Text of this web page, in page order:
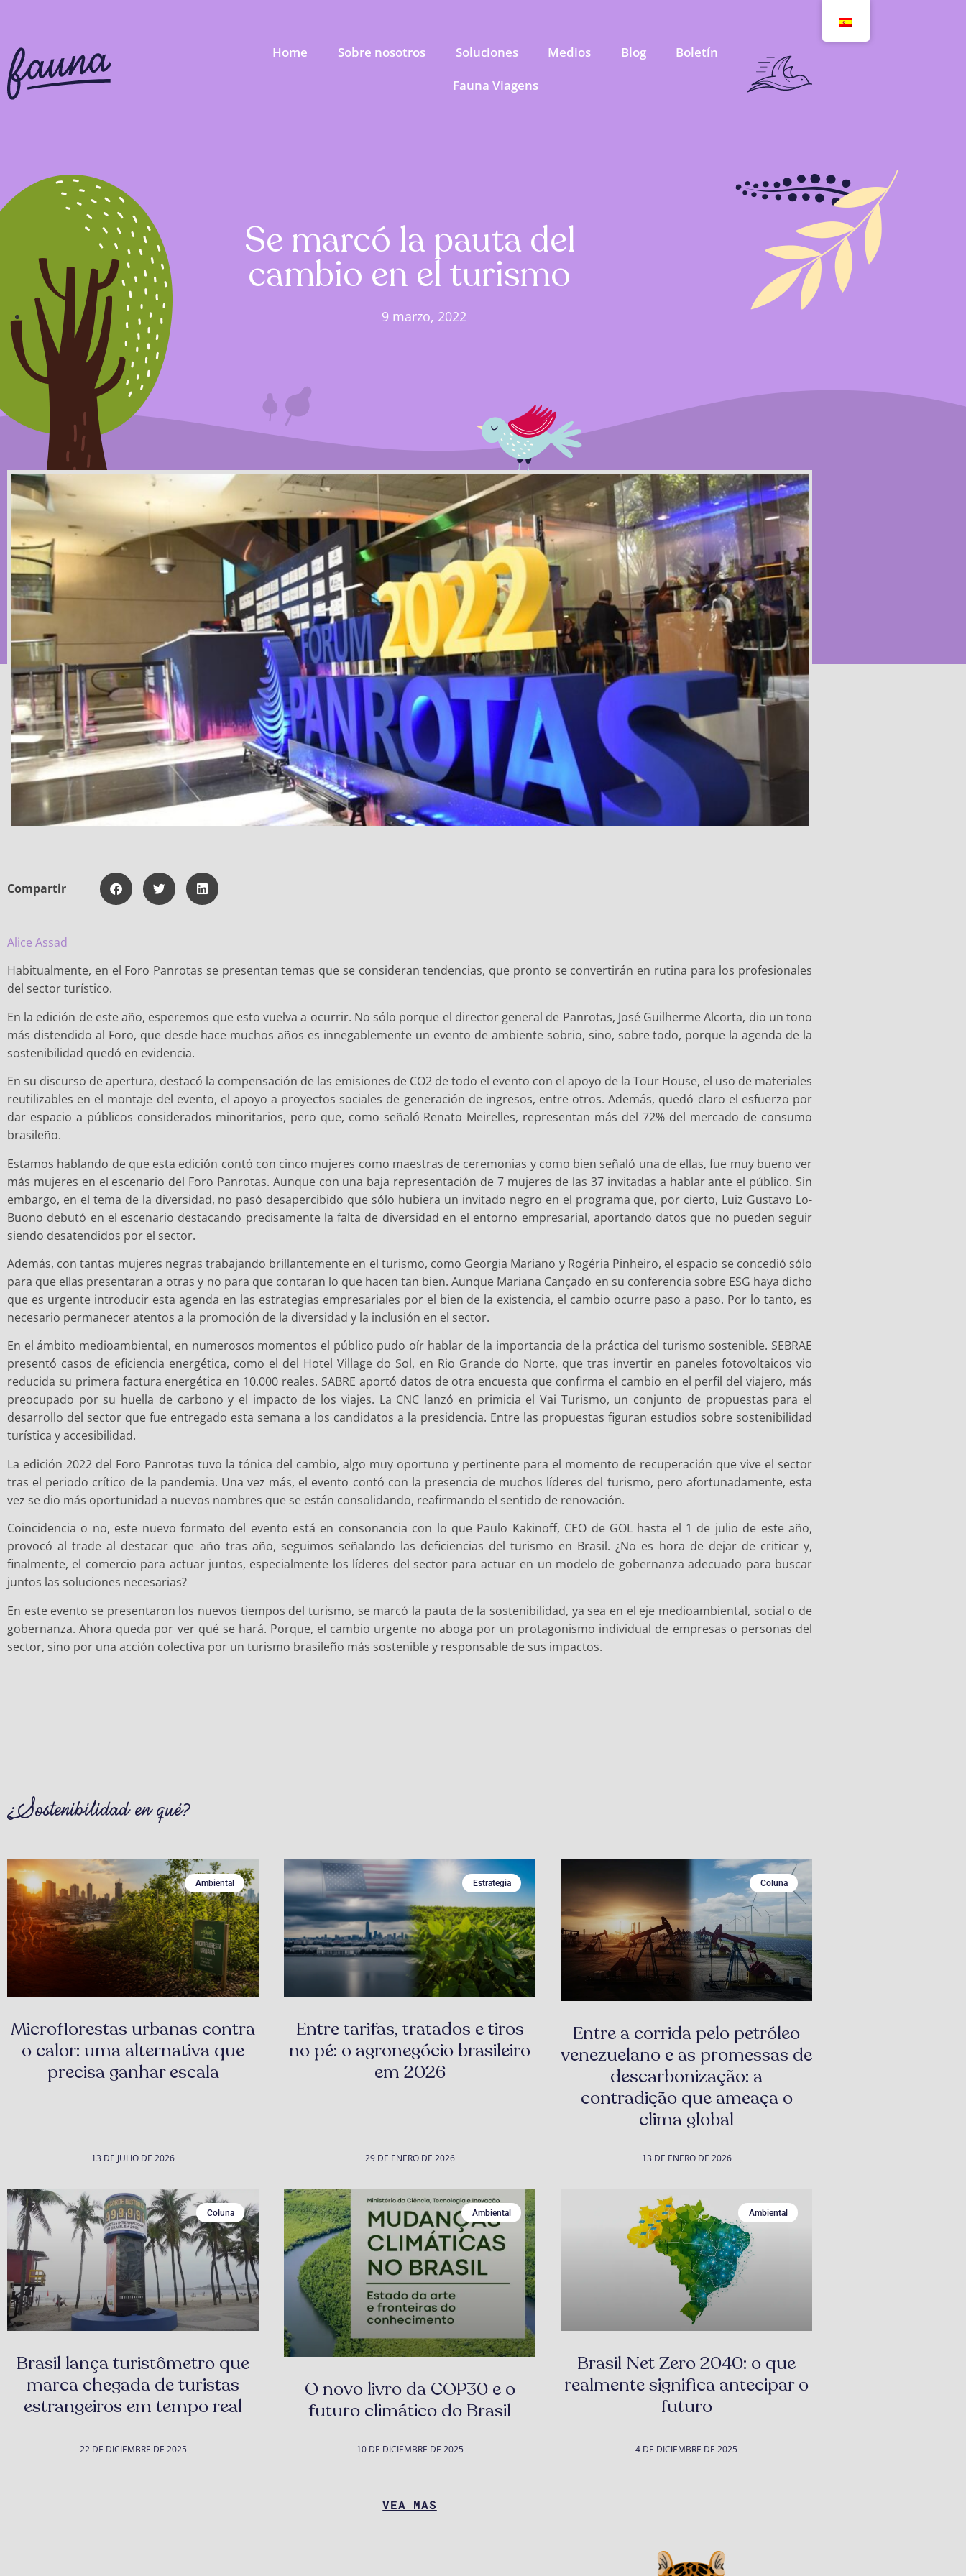
Home Sobre nosotros Soluciones Medios Blog
Boletín
Fauna Viagens
Se marcó la pauta del
cambio en el turismo
9 marzo, 2022
Compartir
Alice Assad
Habitualmente, en el Foro Panrotas se presentan temas que se consideran tendencias, que pronto se convertirán en rutina para los profesionales
del sector turístico.
En la edición de este año, esperemos que esto vuelva a ocurrir. No sólo porque el director general de Panrotas, José Guilherme Alcorta, dio un tono
más distendido al Foro, que desde hace muchos años es innegablemente un evento de ambiente sobrio, sino, sobre todo, porque la agenda de la
sostenibilidad quedó en evidencia.
En su discurso de apertura, destacó la compensación de las emisiones de CO2 de todo el evento con el apoyo de la Tour House, el uso de materiales
reutilizables en el montaje del evento, el apoyo a proyectos sociales de generación de ingresos, entre otros. Además, quedó claro el esfuerzo por
dar espacio a públicos considerados minoritarios, pero que, como señaló Renato Meirelles, representan más del 72% del mercado de consumo
brasileño.
Estamos hablando de que esta edición contó con cinco mujeres como maestras de ceremonias y como bien señaló una de ellas, fue muy bueno ver
más mujeres en el escenario del Foro Panrotas. Aunque con una baja representación de 7 mujeres de las 37 invitadas a hablar ante el público. Sin
embargo, en el tema de la diversidad, no pasó desapercibido que sólo hubiera un invitado negro en el programa que, por cierto, Luiz Gustavo Lo-
Buono debutó en el escenario destacando precisamente la falta de diversidad en el entorno empresarial, aportando datos que no pueden seguir
siendo desatendidos por el sector.
Además, con tantas mujeres negras trabajando brillantemente en el turismo, como Georgia Mariano y Rogéria Pinheiro, el espacio se concedió sólo
para que ellas presentaran a otras y no para que contaran lo que hacen tan bien. Aunque Mariana Cançado en su conferencia sobre ESG haya dicho
que es urgente introducir esta agenda en las estrategias empresariales por el bien de la existencia, el cambio ocurre paso a paso. Por lo tanto, es
necesario permanecer atentos a la promoción de la diversidad y la inclusión en el sector.
En el ámbito medioambiental, en numerosos momentos el público pudo oír hablar de la importancia de la práctica del turismo sostenible. SEBRAE
presentó casos de eficiencia energética, como el del Hotel Village do Sol, en Rio Grande do Norte, que tras invertir en paneles fotovoltaicos vio
reducida su primera factura energética en 10.000 reales. SABRE aportó datos de otra encuesta que confirma el cambio en el perfil del viajero, más
preocupado por su huella de carbono y el impacto de los viajes. La CNC lanzó en primicia el Vai Turismo, un conjunto de propuestas para el
desarrollo del sector que fue entregado esta semana a los candidatos a la presidencia. Entre las propuestas figuran estudios sobre sostenibilidad
turística y accesibilidad.
La edición 2022 del Foro Panrotas tuvo la tónica del cambio, algo muy oportuno y pertinente para el momento de recuperación que vive el sector
tras el periodo crítico de la pandemia. Una vez más, el evento contó con la presencia de muchos líderes del turismo, pero afortunadamente, esta
vez se dio más oportunidad a nuevos nombres que se están consolidando, reafirmando el sentido de renovación.
Coincidencia o no, este nuevo formato del evento está en consonancia con lo que Paulo Kakinoff, CEO de GOL hasta el 1 de julio de este año,
provocó al trade al destacar que año tras año, seguimos señalando las deficiencias del turismo en Brasil. ¿No es hora de dejar de criticar y,
finalmente, el comercio para actuar juntos, especialmente los líderes del sector para actuar en un modelo de gobernanza adecuado para buscar
juntos las soluciones necesarias?
En este evento se presentaron los nuevos tiempos del turismo, se marcó la pauta de la sostenibilidad, ya sea en el eje medioambiental, social o de
gobernanza. Ahora queda por ver qué se hará. Porque, el cambio urgente no aboga por un protagonismo individual de empresas o personas del
sector, sino por una acción colectiva por un turismo brasileño más sostenible y responsable de sus impactos.
¿Sostenibilidad en qué?
Ambiental
Microflorestas urbanas contra
o calor: uma alternativa que
precisa ganhar escala
13 DE JULIO DE 2026
Estrategia
Entre tarifas, tratados e tiros
no pé: o agronegócio brasileiro
em 2026
29 DE ENERO DE 2026
Coluna
Entre a corrida pelo petróleo
venezuelano e as promessas de
descarbonização: a
contradição que ameaça o
clima global
13 DE ENERO DE 2026
Coluna
Brasil lança turistômetro que
marca chegada de turistas
estrangeiros em tempo real
22 DE DICIEMBRE DE 2025
Ambiental
O novo livro da COP30 e o
futuro climático do Brasil
10 DE DICIEMBRE DE 2025
Ambiental
Brasil Net Zero 2040: o que
realmente significa antecipar o
futuro
4 DE DICIEMBRE DE 2025
VEA MAS